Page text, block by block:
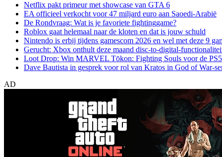
Netflix pakt primeur met showcase van GTA 6
EA officieel verkocht voor 47 miljard euro aan Saoedi-Arabië
De Rondvraag: Wat is je favoriete fightinggame?
Roblox gaat helemaal naar de kloten en dat is jouw schuld
Nintendo is erbij tijdens gamescom 2026 en wel met deze 9
Gerucht: Xbox onthult deze maand disc-to-digital-
Loot Drop: Win MARVEL Tōkon: Fighting Souls voor de PS5
Dave Bautista in gesprek voor rol van Kratos in God of War-
AD